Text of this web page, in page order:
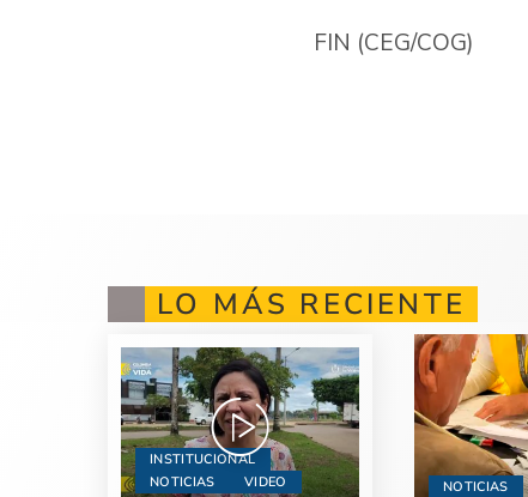
FIN (CEG/COG)
LO MÁS RECIENTE
INSTITUCIONAL
NOTICIAS
VIDEO NOTICIAS